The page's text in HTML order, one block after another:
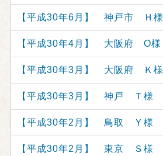
【平成30年6月】 神戸市 Ｈ様
【平成30年4月】 大阪府 O様
【平成30年3月】 大阪府 Ｋ様
【平成30年3月】 神戸 Ｔ様
【平成30年2月】 鳥取 Ｙ様
【平成30年2月】 東京 Ｓ様